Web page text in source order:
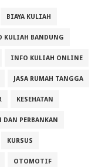
BIAYA KULIAH
KULIAH BANDUNG
INFO KULIAH ONLINE
JASA RUMAH TANGGA
KESEHATAN
DAN PERBANKAN
KURSUS
OTOMOTIF